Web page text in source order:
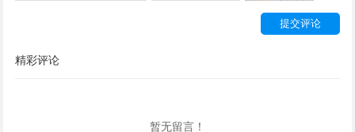
精彩评论
暂无留言！